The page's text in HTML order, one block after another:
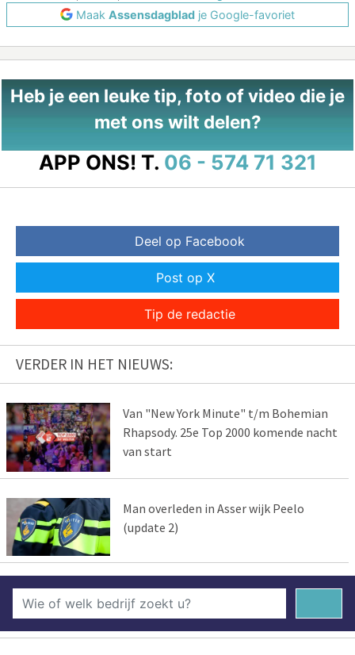
Maak Assensdagblad je Google-favoriet
Heb je een leuke tip, foto of video die je
met ons wilt delen?
APP ONS! T. 06 - 574 71 321
Deel op Facebook
Post op X
Tip de redactie
VERDER IN HET NIEUWS:
Van "New York Minute" t/m Bohemian
Rhapsody. 25e Top 2000 komende nacht
van start
Man overleden in Asser wijk Peelo
(update 2)